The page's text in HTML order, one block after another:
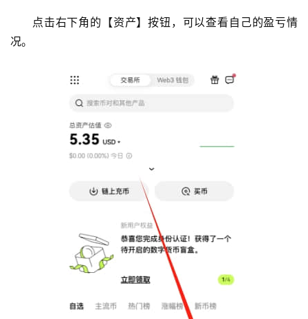
点击右下角的【资产】按钮，可以查看自己的盈亏情
况。